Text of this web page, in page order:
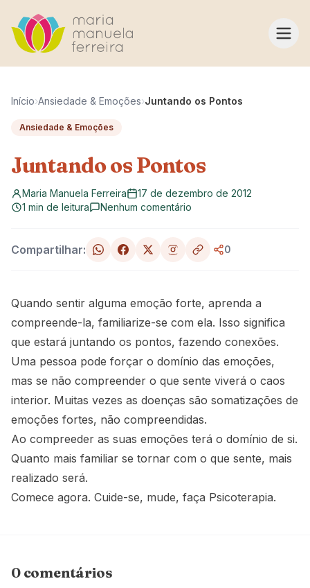
Início›Ansiedade & Emoções›Juntando os Pontos
Ansiedade & Emoções
Juntando os Pontos
Maria Manuela Ferreira
17 de dezembro de 2012
1 min de leitura
Nenhum comentário
Compartilhar: 0
Quando sentir alguma emoção forte, aprenda a
compreende-la, familiarize-se com ela. Isso significa
que estará juntando os pontos, fazendo conexões.
Uma pessoa pode forçar o domínio das emoções,
mas se não compreender o que sente viverá o caos
interior. Muitas vezes as doenças são somatizações de
emoções fortes, não compreendidas.
Ao compreeder as suas emoções terá o domínio de si.
Quanto mais familiar se tornar com o que sente, mais
realizado será.
Comece agora. Cuide-se, mude, faça Psicoterapia.
0 comentários